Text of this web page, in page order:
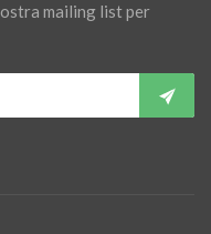
mailing list per